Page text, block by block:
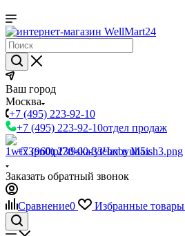
Ваш город
Москва
+7 (495) 223-92-10
+7 (495) 223-92-10отдел продаж
+7 (960) 230-00-33Чат в Max
Заказать обратный звонок
Сравнение0 Избранные товары